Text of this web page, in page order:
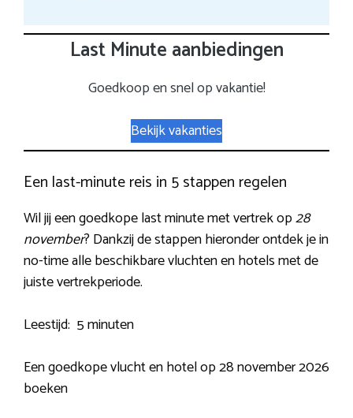
Last Minute aanbiedingen
Goedkoop en snel op vakantie!
Bekijk vakanties
Een last-minute reis in 5 stappen regelen
Wil jij een goedkope last minute met vertrek op28
november? Dankzij de stappen hieronder ontdek je in
no-time alle beschikbare vluchten en hotels met de
juiste vertrekperiode.
Leestijd: 5 minuten
Een goedkope vlucht en hotel op 28 november 2026
boeken